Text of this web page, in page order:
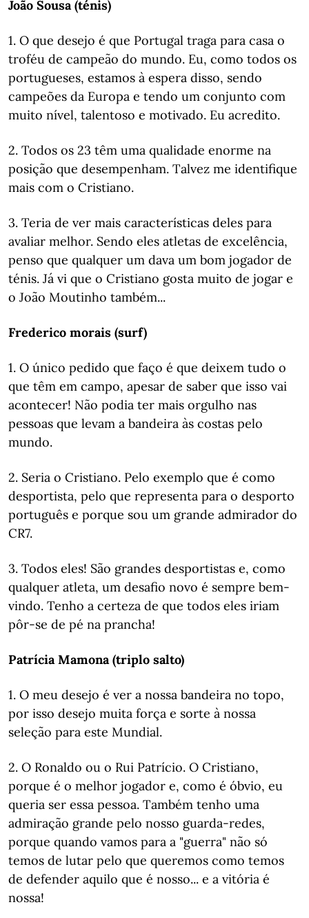
João Sousa (ténis)
1. O que desejo é que Portugal traga para casa o
troféu de campeão do mundo. Eu, como todos os
portugueses, estamos à espera disso, sendo
campeões da Europa e tendo um conjunto com
muito nível, talentoso e motivado. Eu acredito.
2. Todos os 23 têm uma qualidade enorme na
posição que desempenham. Talvez me identifique
mais com o Cristiano.
3. Teria de ver mais características deles para
avaliar melhor. Sendo eles atletas de excelência,
penso que qualquer um dava um bom jogador de
ténis. Já vi que o Cristiano gosta muito de jogar e
o João Moutinho também...
Frederico morais (surf)
1. O único pedido que faço é que deixem tudo o
que têm em campo, apesar de saber que isso vai
acontecer! Não podia ter mais orgulho nas
pessoas que levam a bandeira às costas pelo
mundo.
2. Seria o Cristiano. Pelo exemplo que é como
desportista, pelo que representa para o desporto
português e porque sou um grande admirador do
CR7.
3. Todos eles! São grandes desportistas e, como
qualquer atleta, um desafio novo é sempre bem-
vindo. Tenho a certeza de que todos eles iriam
pôr-se de pé na prancha!
Patrícia Mamona (triplo salto)
1. O meu desejo é ver a nossa bandeira no topo,
por isso desejo muita força e sorte à nossa
seleção para este Mundial.
2. O Ronaldo ou o Rui Patrício. O Cristiano,
porque é o melhor jogador e, como é óbvio, eu
queria ser essa pessoa. Também tenho uma
admiração grande pelo nosso guarda-redes,
porque quando vamos para a "guerra" não só
temos de lutar pelo que queremos como temos
de defender aquilo que é nosso... e a vitória é
nossa!